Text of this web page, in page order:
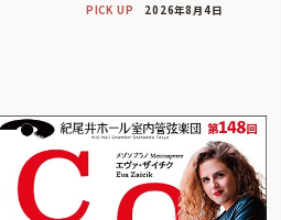
PICK UP 2026年8月4日